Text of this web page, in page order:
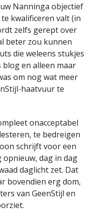
Nanninga objectief
te kwalificeren valt (in
zelfs gerept over
beter zou kunnen
die weleens stukjes
en alleen maar
om nog wat meer
haatvuur te
onacceptabel
te bedreigen
schrijft voor een
opnieuw, dag in dag
daglicht zet. Dat
bovendien erg dom,
van GeenStijl en